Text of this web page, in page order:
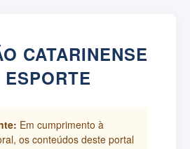
CATARINENSE
ESPORTE
Em cumprimento à
os conteúdos deste portal